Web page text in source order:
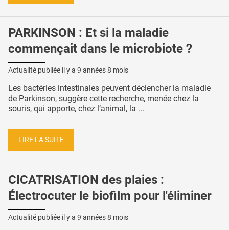
PARKINSON : Et si la maladie
commençait dans le microbiote ?
Actualité publiée il y a 9 années 8 mois
Les bactéries intestinales peuvent déclencher la maladie
de Parkinson, suggère cette recherche, menée chez la
souris, qui apporte, chez l’animal, la ...
LIRE LA SUITE
CICATRISATION des plaies :
Électrocuter le biofilm pour l'éliminer
Actualité publiée il y a 9 années 8 mois